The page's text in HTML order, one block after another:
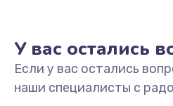
2100
У вас остались
Если у вас остались
наши специалисты с